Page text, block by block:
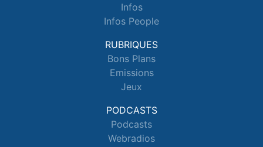
Infos
Infos People
RUBRIQUES
Bons Plans
Emissions
Jeux
PODCASTS
Podcasts
Webradios